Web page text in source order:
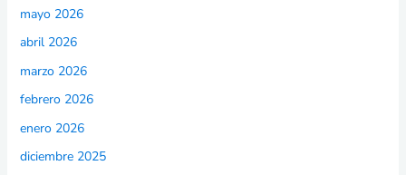
mayo 2026
abril 2026
marzo 2026
febrero 2026
enero 2026
diciembre 2025